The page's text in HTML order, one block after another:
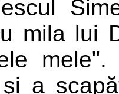
mila lui
a